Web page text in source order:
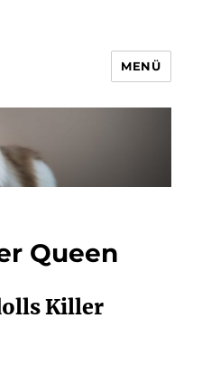
MENÜ
Queen
Killer